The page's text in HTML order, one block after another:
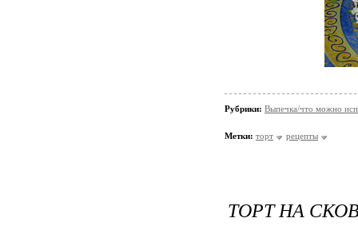
Рубрики: Выпечка/что можно
Метки: торт рецепты
ТОРТ НА